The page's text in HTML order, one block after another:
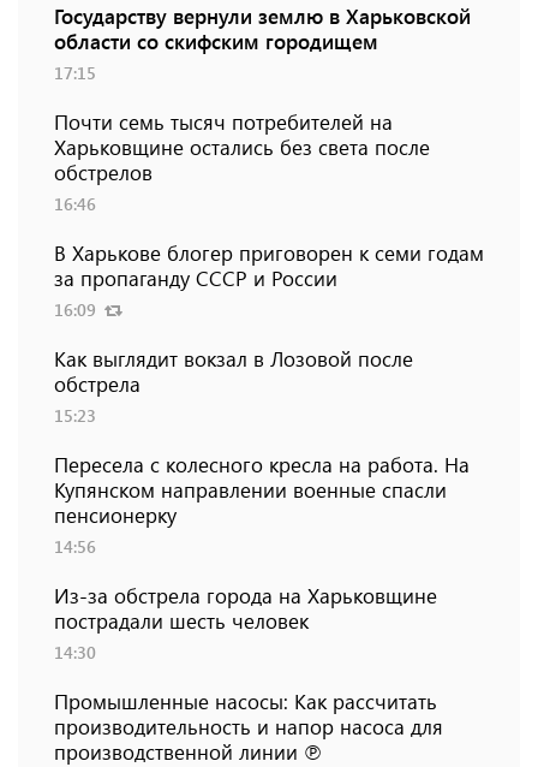
Государству вернули землю в Харьковской
области со скифским городищем
17:15
Почти семь тысяч потребителей на
Харьковщине остались без света после
обстрелов
16:46
В Харькове блогер приговорен к семи годам
за пропаганду СССР и России
16:09
Как выглядит вокзал в Лозовой после
обстрела
15:23
Пересела с колесного кресла на работа. На
Купянском направлении военные спасли
пенсионерку
14:56
Из-за обстрела города на Харьковщине
пострадали шесть человек
14:30
Промышленные насосы: Как рассчитать
производительность и напор насоса для
производственной линии ℗